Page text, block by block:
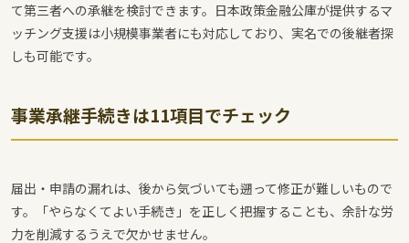
て第三者への承継を検討できます。日本政策金融公庫が提供するマ
ッチング支援は小規模事業者にも対応しており、実名での後継者探
しも可能です。
事業承継手続きは11項目でチェック
届出・申請の漏れは、後から気づいても遡って修正が難しいもので
す。「やらなくてよい手続き」を正しく把握することも、余計な労
力を削減するうえで欠かせません。